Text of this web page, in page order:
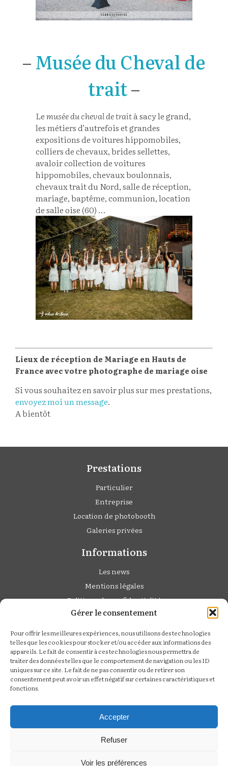
Gérer le consentement
Pour offrir les meilleures expériences, nous utilisons des technologies
telles que les cookies pour stocker et/ou accéder aux informations des
appareils. Le fait de consentir à ces technologies nous permettra de
traiter des données telles que le comportement de navigation ou les ID
uniques sur ce site. Le fait de ne pas consentir ou de retirer son
consentement peut avoir un effet négatif sur certaines caractéristiques et
fonctions.
Accepter
Refuser
Voir les préférences
–Musée du Cheval de
trait–
Lemusée du cheval de traità sacy le grand,
les métiers d’autrefois et grandes
expositions de voitures hippomobiles,
colliers de chevaux, brides sellettes,
avaloir collection de voitures
hippomobiles, chevaux boulonnais,
chevaux trait du Nord, salle de réception,
mariage, baptême, communion, location
de salle oise (60) …
Lieux de réception de Mariage en Hauts de
France avec votre photographe de mariage oise
Si vous souhaitez en savoir plus sur mes prestations,
envoyez moi un message.
A bientôt
Prestations
Particulier
Entreprise
Location de photobooth
Galeries privées
Informations
Les news
Mentions légales
Politique de confidentialité
Studio Photo :
6 rue de Calais,
60430 Noailles
Tel :06 07 78 99 94
Suivez moi